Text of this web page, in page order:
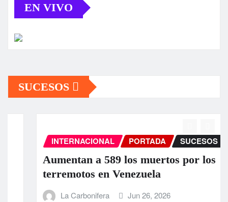
EN VIVO
SUCESOS
INTERNACIONAL PORTADA SUCESOS
Aumentan a 589 los muertos por los
terremotos en Venezuela
La Carbonifera Jun 26, 2026